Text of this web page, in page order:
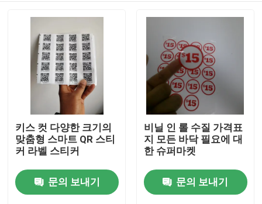
키스 컷 다양한 크기의
맞춤형 스마트 QR 스티
커 라벨 스티커
문의 보내기
비닐 인 롤 수질 가격표
지 모든 바닥 필요에 대
한 슈퍼마켓
문의 보내기